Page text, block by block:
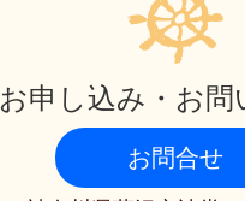
お申し込み・お問
お問合せ